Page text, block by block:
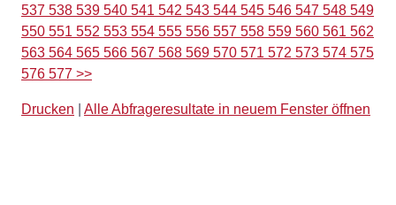
537 538 539 540 541 542 543 544 545 546 547 548 549
550 551 552 553 554 555 556 557 558 559 560 561 562
563 564 565 566 567 568 569 570 571 572 573 574 575
576 577 >>
Drucken Alle Abfrageresultate in neuem Fenster öffnen